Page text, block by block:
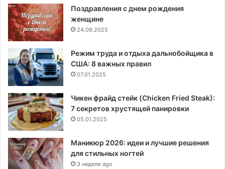
Поздравления с днем рождения
женщине
24.09.2025
Режим труда и отдыха дальнобойщика в
США: 8 важных правил
07.01.2025
Чикен фрайд стейк (Chicken Fried Steak):
7 секретов хрустящей панировки
05.01.2025
Маникюр 2026: идеи и лучшие решения
для стильных ногтей
3 недели ago